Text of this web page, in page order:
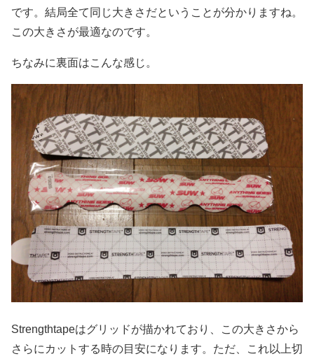
です。結局全て同じ大きさだということが分かりますね。
この大きさが最適なのです。
ちなみに裏面はこんな感じ。
Strengthtapeはグリッドが描かれており、この大きさから
さらにカットする時の目安になります。ただ、これ以上切